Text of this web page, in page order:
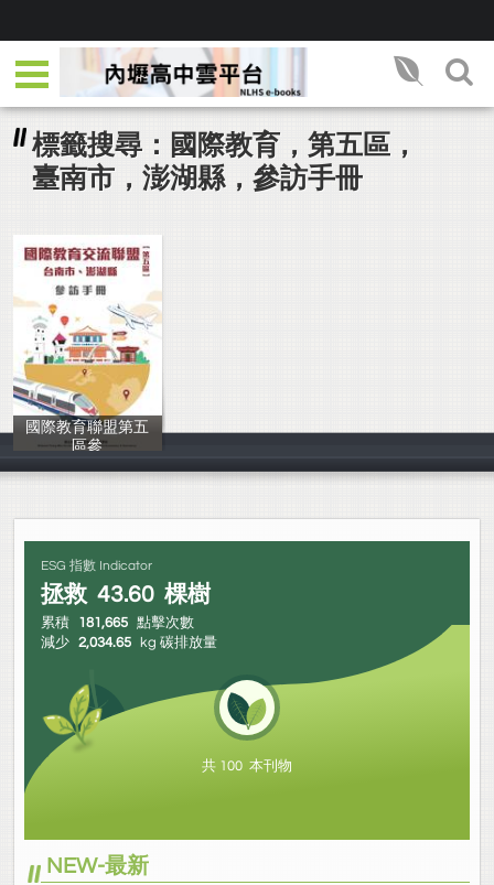
標籤搜尋：國際教育，第五區，
臺南市，澎湖縣，參訪手冊
國際教育聯盟第五
區參
曾文家商
ESG 指數 Indicator
拯救 43.60 棵樹
累積 181,665 點擊次數
減少 2,034.65 kg 碳排放量
共 100 本刊物
NEW-最新